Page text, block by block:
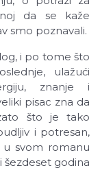
da se kaže
smo poznavali.
i po tome što
ulažući
znanje i
pisac zna da
što je tako
i potresan,
u svom romanu
šezdeset godina